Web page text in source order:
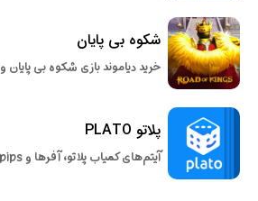
شکوه بی پایان
خرید دیاموند بازی شکوه بی پایان
پلاتو PLATO
آیتم‌های کمیاب پلاتو، آفرها و pips